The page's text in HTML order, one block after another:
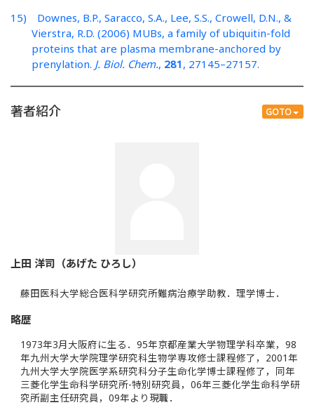
15) Downes, B.P., Saracco, S.A., Lee, S.S., Crowell, D.N., &
Vierstra, R.D. (2006) MUBs, a family of ubiquitin-fold
proteins that are plasma membrane-anchored by
prenylation. J. Biol. Chem., 281 , 27145–27157.
GOTO
著者紹介
上田 洋司（あげた ひろし）
藤田医科大学総合医科学研究所難病治療学助教．理学博士．
略歴
1973年3月大阪府に生る．95年京都産業大学物理学科卒業，98
年九州大学大学院理学研究科生物学専攻修士課程修了，2001年
九州大学大学院医学系研究科分子生命化学博士課程修了，同年
三菱化学生命科学研究所-特別研究員，06年三菱化学生命科学研
究所副主任研究員，09年より現職．